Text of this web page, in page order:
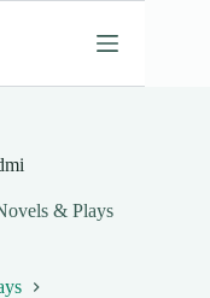
& Plays